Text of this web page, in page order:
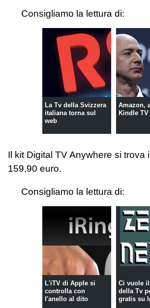
Consigliamo la lettura di:
La Tv della Svizzera
italiana torna sul
web
Amazon,
Kindle TV
Il kit Digital TV Anywhere si trova
159,90 euro.
Consigliamo la lettura di:
L'iTV di Apple si
controlla con
l'anello al dito
Ci vuole
della Tv
gratis su